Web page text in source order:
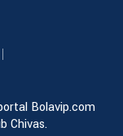
Bolavip.com
Chivas.